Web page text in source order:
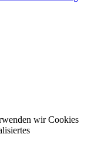
wir Cookies